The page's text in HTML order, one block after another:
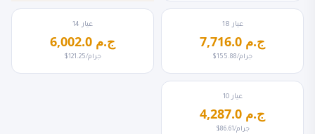
عيار 18
7,716.0 ج.م
$155.88/جرام
عيار 14
6,002.0 ج.م
$121.25/جرام
عيار 10
4,287.0 ج.م
$86.61/جرام